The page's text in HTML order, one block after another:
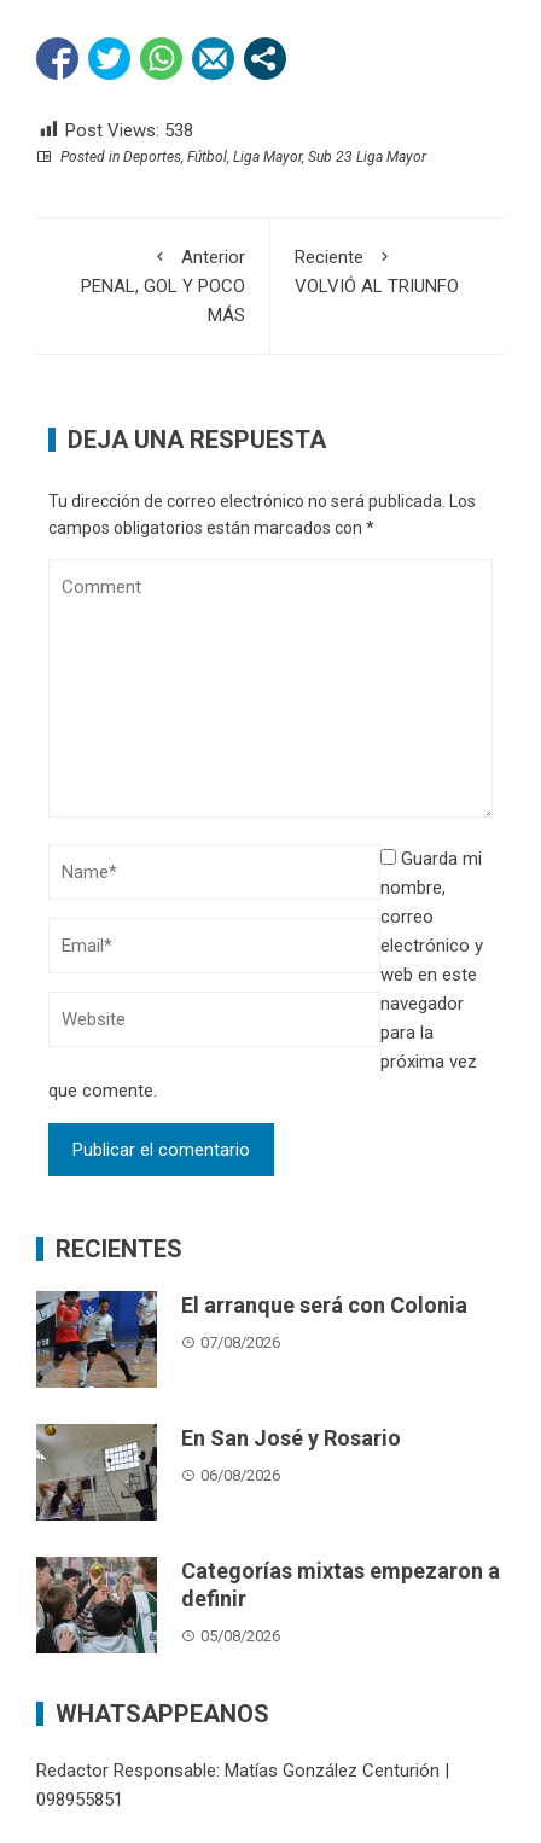
Post Views: 538
Posted in Deportes Fútbol Liga Mayor, Sub 23 Liga Mayor
Anterior
PENAL, GOL Y POCO
MÁS
Reciente
VOLVIÓ AL TRIUNFO
DEJA UNA RESPUESTA
Tu dirección de correo electrónico no será publicada.
Los
campos obligatorios están marcados con *
Guarda mi
nombre,
correo
electrónico y
web en este
navegador
para la
próxima vez
que comente.
RECIENTES
El arranque será con Colonia
07/08/2026
En San José y Rosario
06/08/2026
Categorías mixtas empezaron a
definir
05/08/2026
WHATSAPPEANOS
Redactor Responsable: Matías González Centurión |
098955851